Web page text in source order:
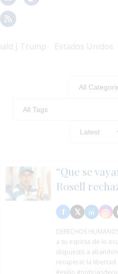
Estados Unidos
“Que se
Rosell
DERECHOS
a su esposa de lo
dispuesto a
recuperar la libertad.